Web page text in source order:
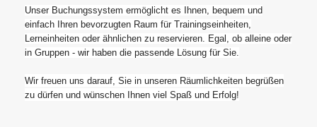
Unser Buchungssystem ermöglicht es Ihnen, bequem und
einfach Ihren bevorzugten Raum für Trainingseinheiten,
Lerneinheiten oder ähnlichen zu reservieren. Egal, ob alleine oder
in Gruppen - wir haben die passende Lösung für Sie.
Wir freuen uns darauf, Sie in unseren Räumlichkeiten begrüßen
zu dürfen und wünschen Ihnen viel Spaß und Erfolg!